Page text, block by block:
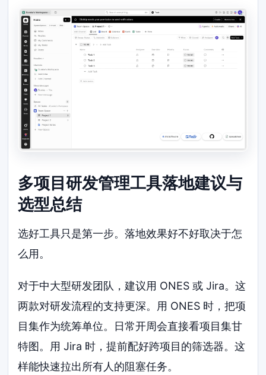
多项目研发管理工具落地建议与
选型总结
选好工具只是第一步。落地效果好不好取决于怎
么用。
对于中大型研发团队，建议用 ONES 或 Jira。这
两款对研发流程的支持更深。用 ONES 时，把项
目集作为统筹单位。日常开周会直接看项目集甘
特图。用 Jira 时，提前配好跨项目的筛选器。这
样能快速拉出所有人的阻塞任务。